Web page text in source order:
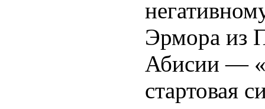
Эрмора из
Абисии —
стартовая